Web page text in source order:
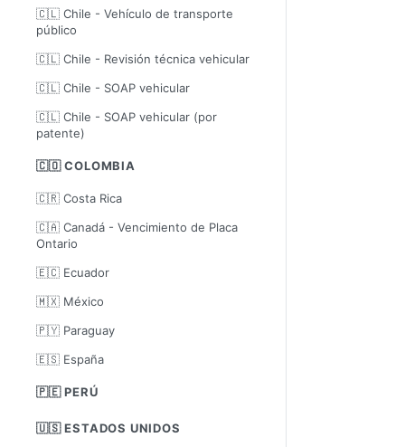
🇨🇱 Chile - Vehículo de transporte
público
🇨🇱 Chile - Revisión técnica vehicular
🇨🇱 Chile - SOAP vehicular
🇨🇱 Chile - SOAP vehicular (por
patente)
🇨🇴 COLOMBIA
🇨🇷 Costa Rica
🇨🇦 Canadá - Vencimiento de Placa
Ontario
🇪🇨 Ecuador
🇲🇽 México
🇵🇾 Paraguay
🇪🇸 España
🇵🇪 PERÚ
🇺🇸 ESTADOS UNIDOS